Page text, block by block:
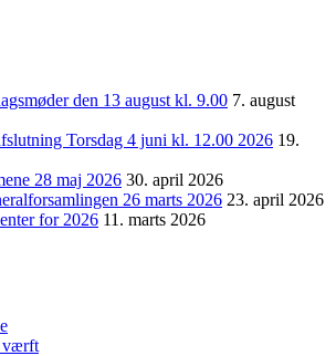
den 13 august kl. 9.00 7. august
Torsdag 4 juni kl. 12.00 2026 19.
28 maj 2026 30. april 2026
26 marts 2026 23. april 2026
for 2026 11. marts 2026
værft